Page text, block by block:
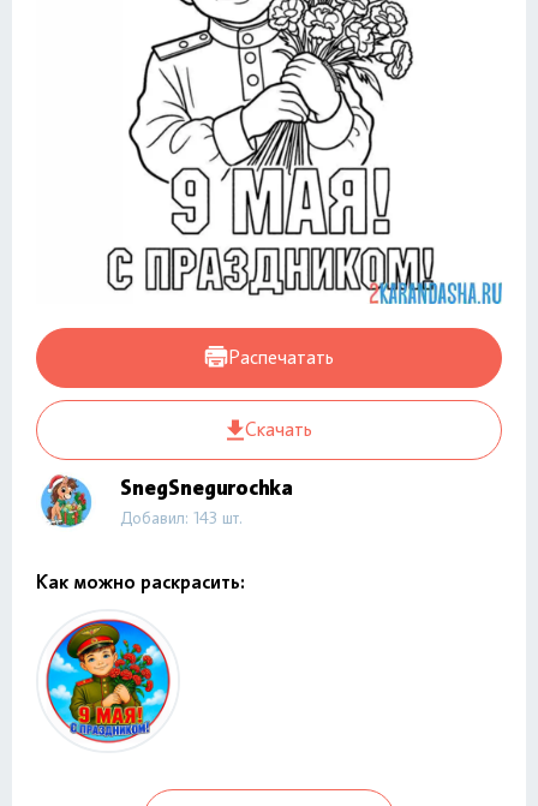
Распечатать
Скачать
SnegSnegurochka
Добавил: 143 шт.
Как можно раскрасить: